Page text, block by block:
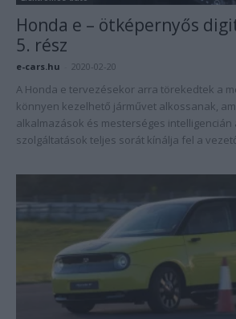
Honda e – ötképernyős
5. rész
e-cars.hu 2020-02-20
A Honda e tervezésekor arra törekedtek a
könnyen kezelhető járművet alkossanak,
alkalmazások és mesterséges intelligencián
szolgáltatások teljes sorát kínálja fel a